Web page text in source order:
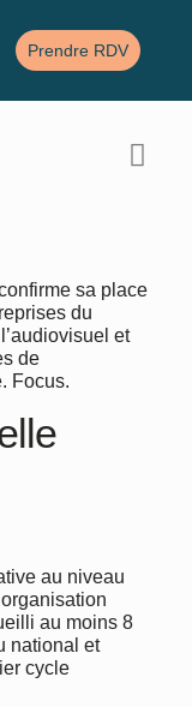
Prendre RDV
sa place
du
et
de
Focus.
au niveau
au moins 8
national et
cycle